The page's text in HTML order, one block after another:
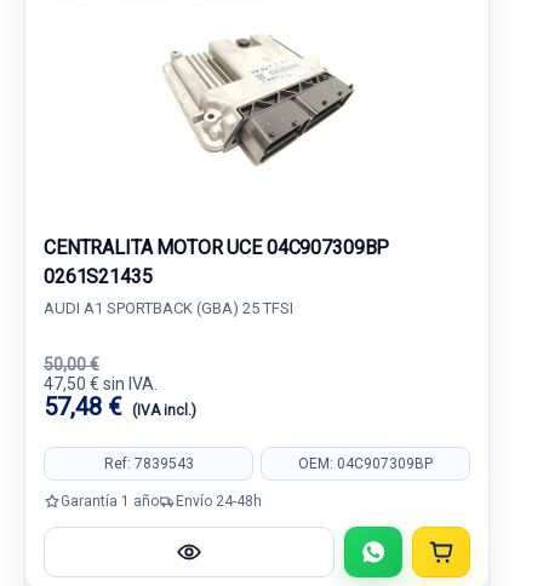
CENTRALITA MOTOR UCE 04C907309BP
0261S21435
AUDI A1 SPORTBACK (GBA) 25 TFSI
50,00 €
47,50 € sin IVA.
57,48 € (IVA incl.)
Ref: 7839543 OEM: 04C907309BP
Garantía 1 año Envío 24-48h